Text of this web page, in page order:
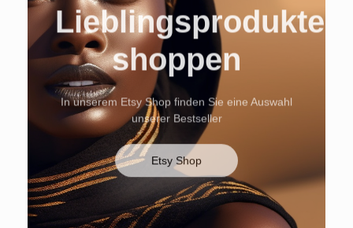
Lieblingsprodukte
shoppen
In unserem Etsy Shop finden Sie eine Auswahl
unserer Bestseller
Etsy Shop